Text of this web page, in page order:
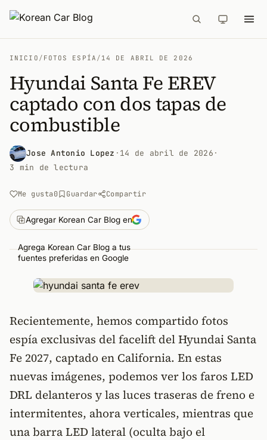
INICIO / FOTOS ESPÍA / 14 DE ABRIL DE 2026
Hyundai Santa Fe EREV
captado con dos tapas de
combustible
Jose Antonio Lopez · 14 de abril de 2026 ·
3 min de lectura
Me gusta0 Guardar Compartir
Agregar Korean Car Blog en
Agrega Korean Car Blog a tus
fuentes preferidas en Google
Recientemente, hemos compartido fotos
espía exclusivas del facelift del Hyundai Santa
Fe 2027, captado en California. En estas
nuevas imágenes, podemos ver los faros LED
DRL delanteros y las luces traseras de freno e
intermitentes, ahora verticales, mientras que
una barra LED lateral (oculta bajo el